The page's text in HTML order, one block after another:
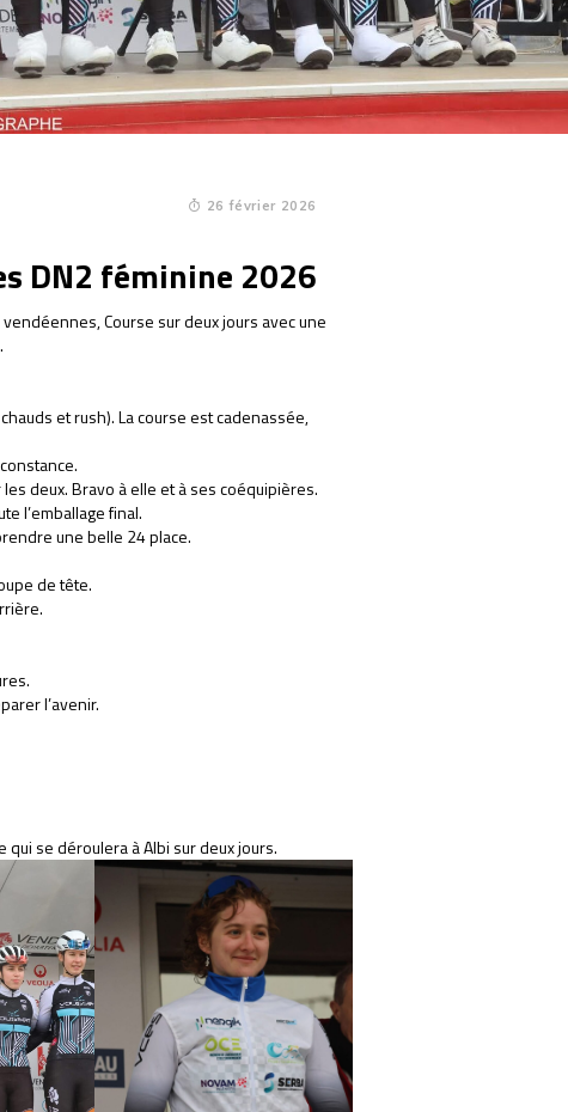
26 février 2026
DN2 féminine 2026
Course sur deux jours avec une
et rush). La course est cadenassée,
deux. Bravo à elle et à ses coéquipières.
l’emballage final.
une belle 24 place.
de tête.
l’avenir.
se déroulera à Albi sur deux jours.